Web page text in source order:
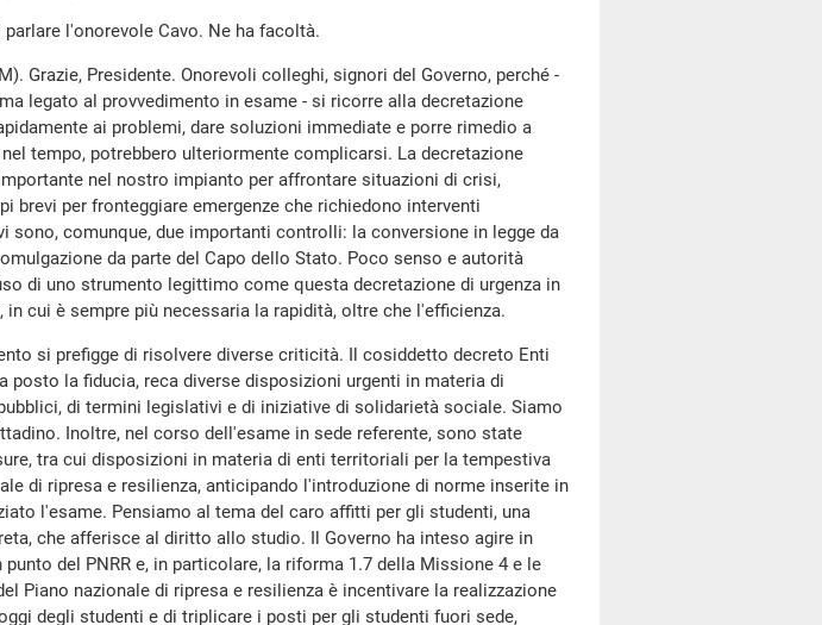
l'onorevole Cavo. Ne ha facoltà.
). Grazie, Presidente. Onorevoli colleghi, signori del Governo, perché -
legato al provvedimento in esame - si ricorre alla decretazione
ai problemi, dare soluzioni immediate e porre rimedio a
tempo, potrebbero ulteriormente complicarsi. La decretazione
nel nostro impianto per affrontare situazioni di crisi,
brevi per fronteggiare emergenze che richiedono interventi
sono, comunque, due importanti controlli: la conversione in legge da
da parte del Capo dello Stato. Poco senso e autorità
di uno strumento legittimo come questa decretazione di urgenza in
cui è sempre più necessaria la rapidità, oltre che l'efficienza.
si prefigge di risolvere diverse criticità. Il cosiddetto decreto Enti
posto la fiducia, reca diverse disposizioni urgenti in materia di
di termini legislativi e di iniziative di solidarietà sociale. Siamo
Inoltre, nel corso dell'esame in sede referente, sono state
tra cui disposizioni in materia di enti territoriali per la tempestiva
di ripresa e resilienza, anticipando l'introduzione di norme inserite in
l'esame. Pensiamo al tema del caro affitti per gli studenti, una
che afferisce al diritto allo studio. Il Governo ha inteso agire in
del PNRR e, in particolare, la riforma 1.7 della Missione 4 e le
Piano nazionale di ripresa e resilienza è incentivare la realizzazione
degli studenti e di triplicare i posti per gli studenti fuori sede,